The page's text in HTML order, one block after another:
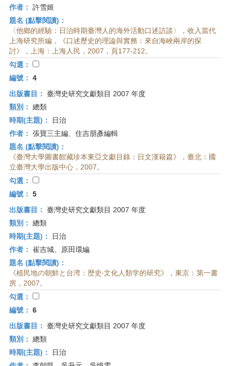
作者： 許雪姬
題名 (點擊閱讀)：
〈他鄉的經驗：日治時期臺灣人的海外活動口述訪談〉，收入當代
上海研究所編，《口述歷史的理論與實務：來自海峽兩岸的探
討》，上海：上海人民，2007，頁177-212。
勾選：
編號： 4
出版書目： 臺灣史研究文獻類目 2007 年度
類別： 總類
時期(主題)：
日治
作者： 張寶三主編、住吉朋彥編輯
題名 (點擊閱讀)：
《臺灣大學圖書館藏珍本東亞文獻目錄：日文漢籍篇》，臺北：國
立臺灣大學出版中心，2007。
勾選：
編號： 5
出版書目： 臺灣史研究文獻類目 2007 年度
類別： 總類
時期(主題)：
日治
作者： 崔吉城、原田環編
題名 (點擊閱讀)：
《植民地の朝鮮と台湾：歴史‧文化人類学的研究》，東京：第一書
房，2007。
勾選：
編號： 6
出版書目： 臺灣史研究文獻類目 2007 年度
類別： 總類
時期(主題)：
日治